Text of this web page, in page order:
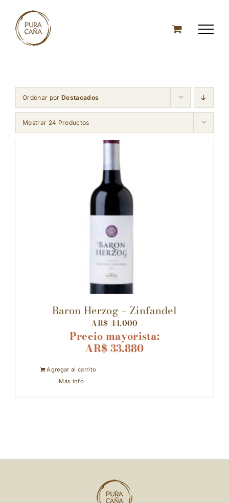
content
Ordenar por Destacados
Mostrar 24 Productos
Baron Herzog – Zinfandel
AR$ 44.000
Precio mayorista:
AR$ 33.880
Agregar al carrito
Más info